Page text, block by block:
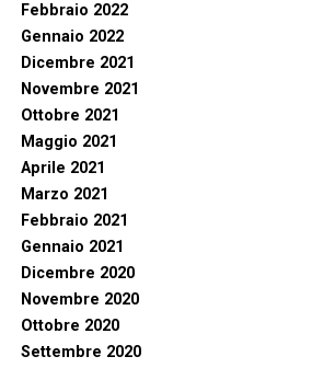
Febbraio 2022
Gennaio 2022
Dicembre 2021
Novembre 2021
Ottobre 2021
Maggio 2021
Aprile 2021
Marzo 2021
Febbraio 2021
Gennaio 2021
Dicembre 2020
Novembre 2020
Ottobre 2020
Settembre 2020